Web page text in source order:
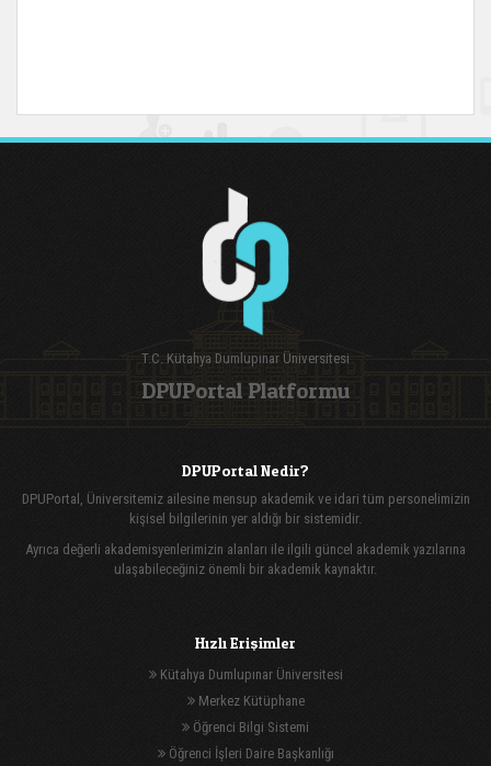
T.C. Kütahya Dumlupınar Üniversitesi
DPUPortal Platformu
DPUPortal Nedir?
DPUPortal, Üniversitemiz ailesine mensup akademik ve idari tüm personelimizin
kişisel bilgilerinin yer aldığı bir sistemidir.
Ayrıca değerli akademisyenlerimizin alanları ile ilgili güncel akademik yazılarına
ulaşabileceğiniz önemli bir akademik kaynaktır.
Hızlı Erişimler
Kütahya Dumlupınar Üniversitesi
Merkez Kütüphane
Öğrenci Bilgi Sistemi
Öğrenci İşleri Daire Başkanlığı